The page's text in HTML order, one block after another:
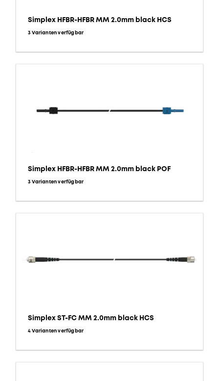
Simplex HFBR-HFBR MM 2.0mm black HCS
3 Varianten verfügbar
Simplex HFBR-HFBR MM 2.0mm black POF
3 Varianten verfügbar
Simplex ST-FC MM 2.0mm black HCS
4 Varianten verfügbar